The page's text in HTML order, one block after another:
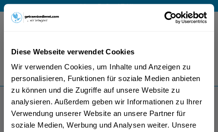
Diese Webseite verwendet Cookies
Wir verwenden Cookies, um Inhalte und Anzeigen zu
personalisieren, Funktionen für soziale Medien anbieten
zu können und die Zugriffe auf unsere Website zu
analysieren. Außerdem geben wir Informationen zu Ihrer
Verwendung unserer Website an unsere Partner für
soziale Medien, Werbung und Analysen weiter. Unsere
Mo – Fr 9 – 17 Uhr
Menü
Bestellung widerrufen
Es gilt unsere Datenschutzerklärung
Kleiner Rabauke